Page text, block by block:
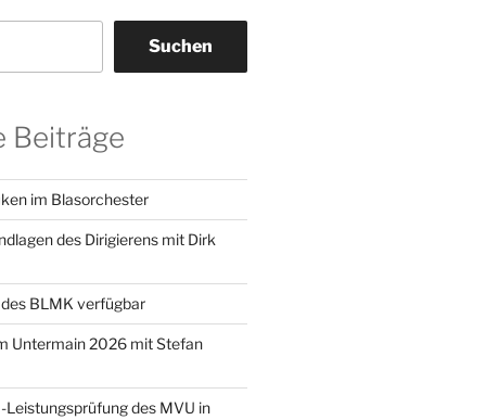
Suchen
Beiträge
im Blasorchester
des Dirigierens mit Dirk
BLMK verfügbar
Untermain 2026 mit Stefan
Leistungsprüfung des MVU in